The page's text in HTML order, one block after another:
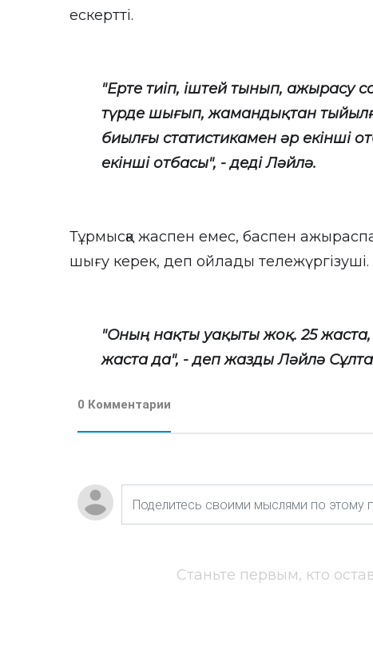
ескертті.
"Ерте тиіп, іштей тынып, ажырасу
түрде шығып, жамандықтан
биылғы статистикамен әр екінші
екінші отбасы", - деді Ләйлә.
Тұрмысқа жаспен емес, баспен
шығу керек, деп ойлады тележүргізуші.
"Оның нақты уақыты жоқ. 25 жаста,
жаста да", - деп жазды Ләйлә
0 Комментарии
Станьте первым, кто